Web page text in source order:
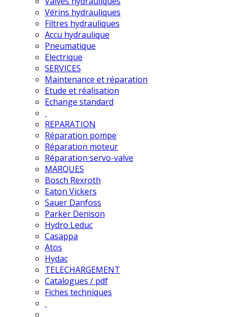
Vérins hydrauliques
Filtres hydrauliques
Accu hydraulique
Pneumatique
Electrique
SERVICES
Maintenance et réparation
Etude et réalisation
Echange standard
REPARATION
Réparation pompe
Réparation moteur
Réparation servo-valve
MARQUES
Bosch Rexroth
Eaton Vickers
Sauer Danfoss
Parker Denison
Hydro Leduc
Casappa
Atos
Hydac
TELECHARGEMENT
Catalogues / pdf
Fiches techniques